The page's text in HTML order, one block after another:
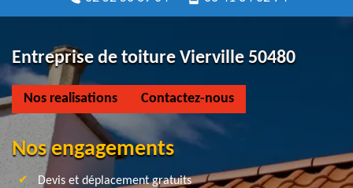
Entreprise de toiture Vierville 50480
Nos realisations Contactez-nous
Nos engagements
Devis et déplacement gratuits